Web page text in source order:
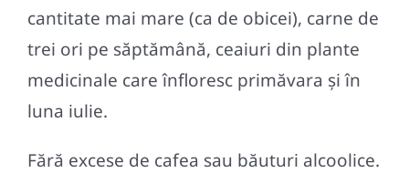
cantitate mai mare (ca de obicei), carne de
trei ori pe săptămână, ceaiuri din plante
medicinale care înfloresc primăvara și în
luna iulie.
Fără excese de cafea sau băuturi alcoolice.